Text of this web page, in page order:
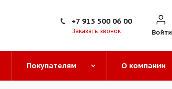
Войти
+7 915 500 06 00
Заказать звонок
Покупателям О компании